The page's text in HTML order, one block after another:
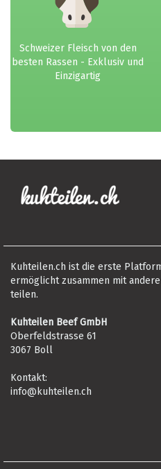
Schweizer Fleisch von den
besten Rassen - Exklusiv und
Einzigartig
Kuhteilen.ch ist die erste
ermöglicht zusammen mit
teilen.
Kuhteilen Beef GmbH
Oberfeldstrasse 61
3067 Boll
Kontakt:
info@kuhteilen.ch